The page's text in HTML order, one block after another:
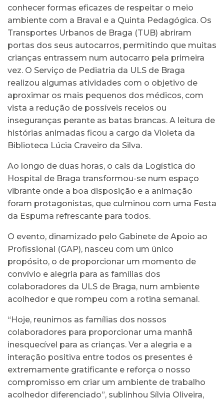
conhecer formas eficazes de respeitar o meio
ambiente com a Braval e a Quinta Pedagógica. Os
Transportes Urbanos de Braga (TUB) abriram
portas dos seus autocarros, permitindo que muitas
crianças entrassem num autocarro pela primeira
vez. O Serviço de Pediatria da ULS de Braga
realizou algumas atividades com o objetivo de
aproximar os mais pequenos dos médicos, com
vista a redução de possíveis receios ou
inseguranças perante as batas brancas. A leitura de
histórias animadas ficou a cargo da Violeta da
Biblioteca Lúcia Craveiro da Silva.
Ao longo de duas horas, o cais da Logística do
Hospital de Braga transformou-se num espaço
vibrante onde a boa disposição e a animação
foram protagonistas, que culminou com uma Festa
da Espuma refrescante para todos.
O evento, dinamizado pelo Gabinete de Apoio ao
Profissional (GAP), nasceu com um único
propósito, o de proporcionar um momento de
convívio e alegria para as famílias dos
colaboradores da ULS de Braga, num ambiente
acolhedor e que rompeu com a rotina semanal.
“Hoje, reunimos as famílias dos nossos
colaboradores para proporcionar uma manhã
inesquecível para as crianças. Ver a alegria e a
interação positiva entre todos os presentes é
extremamente gratificante e reforça o nosso
compromisso em criar um ambiente de trabalho
acolhedor diferenciado”, sublinhou Sílvia Oliveira,